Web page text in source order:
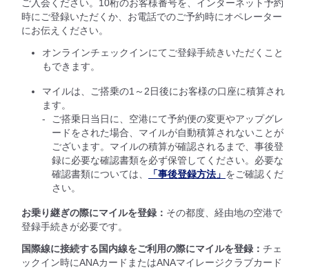
ご入会ください。10桁のお客様番号を、インターネット予約
時にご登録いただくか、お電話でのご予約時にオペレーター
にお伝えください。
オンラインチェックインにてご登録手続きいただくこと
もできます。
マイルは、ご搭乗の1～2日後にお客様の口座に積算され
ます。
ご搭乗日当日に、空港にて予約便の変更やアップグレ
ードをされた場合、マイルが自動積算されないことが
ございます。マイルの積算が確認されるまで、事後登
録に必要な確認書類を必ず保管してください。必要な
確認書類については、
「事後登録方法」 をご確認くだ
さい。
お乗り継ぎの際にマイルを登録： その都度、経由地の空港で
登録手続きが必要です。
国際線に接続する国内線をご利用の際にマイルを登録： チェ
ックイン時にANAカードまたはANAマイレージクラブカード